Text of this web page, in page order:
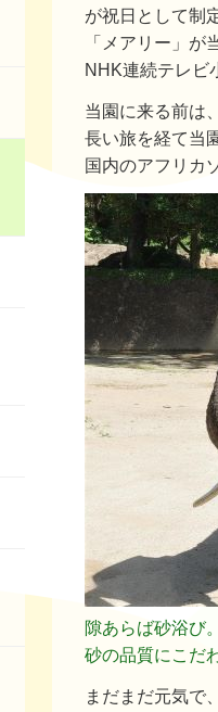
が祝日として制
「メアリー」
NHK連続テレビ
当園に来る前は
長い旅を経て当
国内のアフリカ
隙あらば砂浴び。
砂の品質にこだ
まだまだ元気で